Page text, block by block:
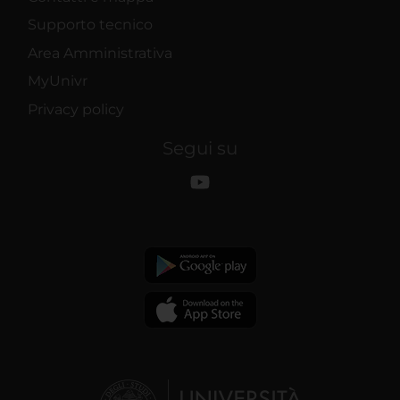
Supporto tecnico
Area Amministrativa
MyUnivr
Privacy policy
Segui su